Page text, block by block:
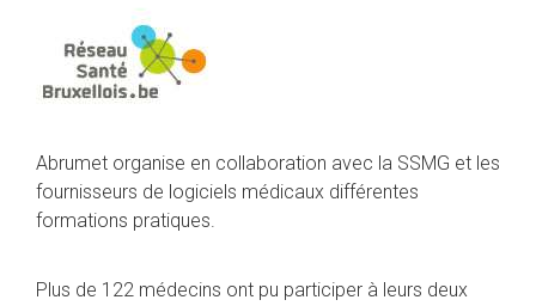
Abrumet organise en collaboration avec la SSMG et les
fournisseurs de logiciels médicaux différentes
formations pratiques.
Plus de 122 médecins ont pu participer à leurs deux